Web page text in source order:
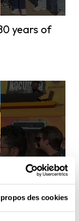
des cookies
years of
80